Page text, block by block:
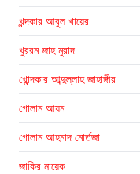
খন্দকার আবুল খায়ের
খুররম জাহ মুরাদ
খোন্দকার আব্দুল্লাহ জাহাঙ্গীর
গোলাম আযম
গোলাম আহমাদ মোর্তজা
জাকির নায়েক